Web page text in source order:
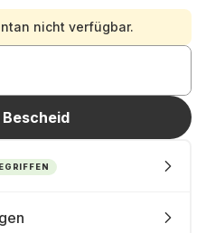
nicht verfügbar.